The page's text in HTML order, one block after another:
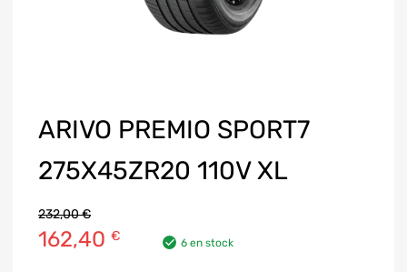
ARIVO PREMIO SPORT7
275X45ZR20 110V XL
232,00€
162,40 € 6 en stock